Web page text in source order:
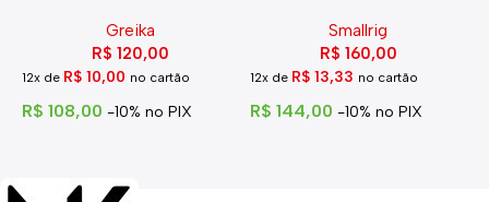
Greika
R$ 120,00
12x de R$ 10,00 no cartão
R$ 108,00 -10% no PIX
Smallrig
R$ 160,00
12x de R$13,33 no cartão
R$ 144,00 -10% no PIX